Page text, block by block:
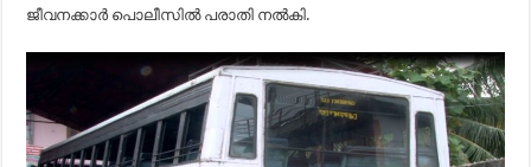
ജീവനക്കാര്‍ പൊലീസില്‍ പരാതി നല്‍കി.